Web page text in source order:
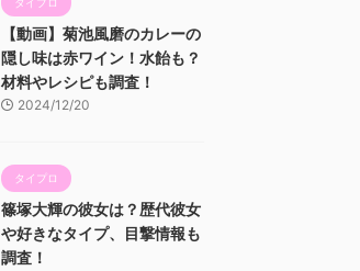
【動画】菊池風磨のカレーの
隠し味は赤ワイン！水飴も？
材料やレシピも調査！
2024/12/20
タイプロ
篠塚大輝の彼女は？歴代彼女
や好きなタイプ、目撃情報も
調査！